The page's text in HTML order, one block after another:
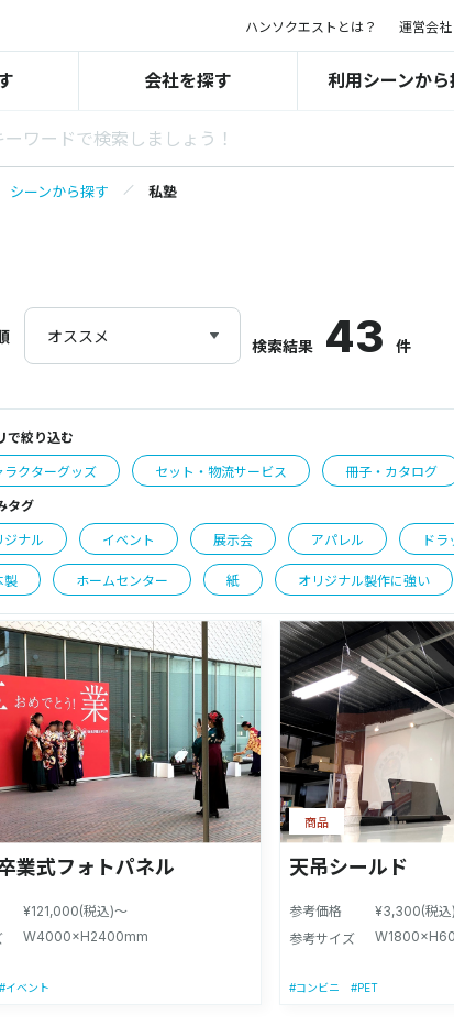
ハンソクエストとは？ 運営会社
会社を探す 利用シーンから
シーンから探す 私塾
オススメ 検索結果 43 件
で絞り込む
ラクターグッズ セット・物流サービス 冊子・カタログ
タグ
ジナル イベント 展示会 アパレル ドラ
製 ホームセンター 紙 オリジナル製作に強い
業式フォトパネル
¥121,000(税込)～
W4000×H2400mm
#イベント
天吊シールド
参考価格
¥3,300(税込
参考サイズ
商品
#コンビニ #PET